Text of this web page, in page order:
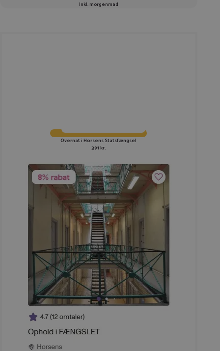
Inkl. morgenmad
Overnat i Horsens Statsfængsel
391 kr.